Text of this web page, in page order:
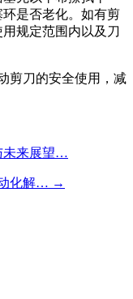
是否老化。如有剪
规定范围内以及刀
剪刀的安全使用，减
未来展望…
动化解… →